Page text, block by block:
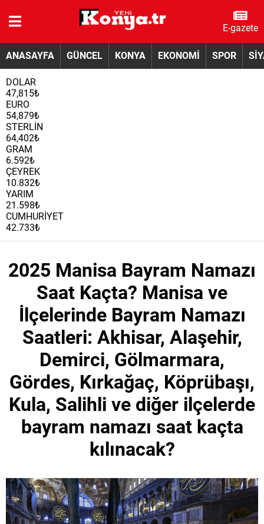
E-gazete
ANASAYFA GÜNCEL KONYA EKONOMİ SPOR
DOLAR
47,815₺
EURO
54,879₺
STERLİN
64,402₺
GRAM
6.592₺
ÇEYREK
10.832₺
YARIM
21.598₺
CUMHURİYET
42.733₺
2025 Manisa Bayram Namazı
Saat Kaçta? Manisa ve
İlçelerinde Bayram Namazı
Saatleri: Akhisar, Alaşehir,
Demirci, Gölmarmara,
Gördes, Kırkağaç, Köprübaşı,
Kula, Salihli ve diğer ilçelerde
bayram namazı saat kaçta
kılınacak?